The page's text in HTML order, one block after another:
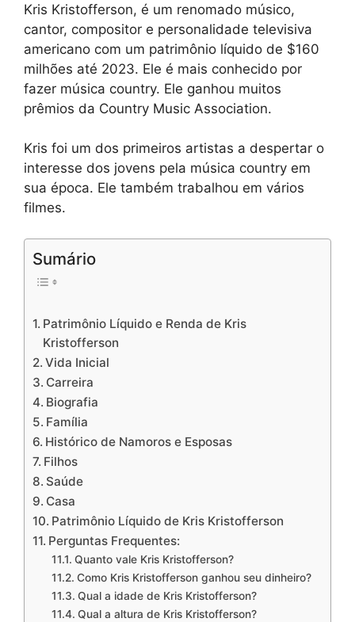
Kris Kristofferson, é um renomado músico,
cantor, compositor e personalidade televisiva
americano com um patrimônio líquido de $160
milhões até 2023. Ele é mais conhecido por
fazer música country. Ele ganhou muitos
prêmios da Country Music Association.
Kris foi um dos primeiros artistas a despertar o
interesse dos jovens pela música country em
sua época. Ele também trabalhou em vários
filmes.
Sumário
Patrimônio Líquido e Renda de Kris
Kristofferson
Vida Inicial
Carreira
Biografia
Família
Histórico de Namoros e Esposas
Filhos
Saúde
Casa
Patrimônio Líquido de Kris Kristofferson
Perguntas Frequentes:
Quanto vale Kris Kristofferson?
Como Kris Kristofferson ganhou seu dinheiro?
Qual a idade de Kris Kristofferson?
Qual a altura de Kris Kristofferson?